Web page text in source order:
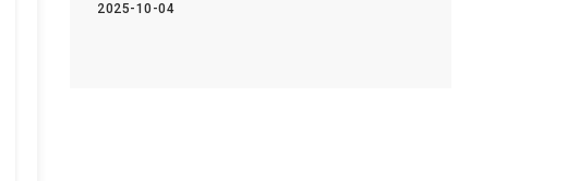
2025-10-04